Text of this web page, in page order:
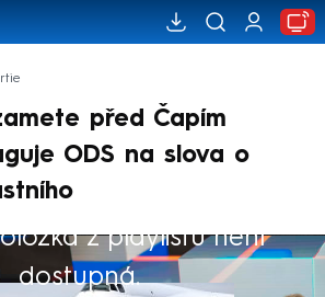
před Čapím
ODS na slova o
z playlistu není
dostupná.